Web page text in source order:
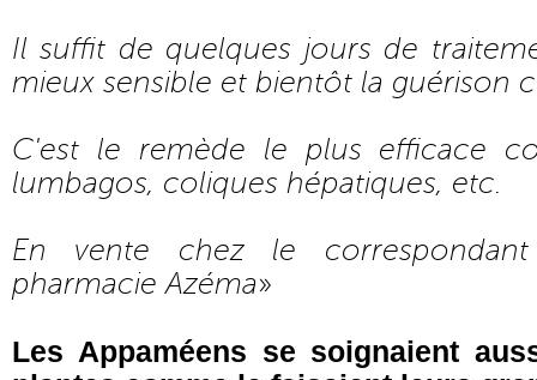
Il suffit de quelques jours de
mieux sensible et bientôt la guérison
C'est le remède le plus efficace
lumbagos, coliques hépatiques, etc.
En vente chez le
pharmacie Azéma»
Les Appaméens se soignaient